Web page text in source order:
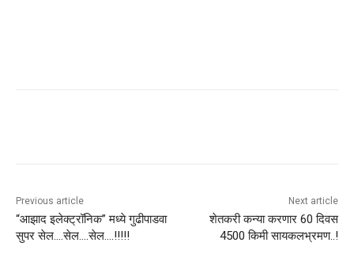
Previous article
“आझाद इलेक्ट्रॉनिक” मध्ये गुढीपाडवा
सुपर सेल….सेल….सेल….!!!!!
Next article
शेतकरी कन्या करणार 60 दिवस
4500 किमी सायकलभ्रमण..!